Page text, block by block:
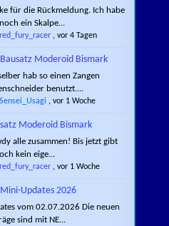
für die Rückmeldung. Ich habe
ein Skalpe...
red_fury_racer, vor 4 Tagen
Bausatz Moderoid Bismark
hab so einen Zangen
benutzt....
Sensei_Usagi , vor 1 Woche
Moderoid Bismark
alle zusammen! Bis jetzt gibt
kein eige...
red_fury_racer, vor 1 Woche
Mini-Updates 2026
vom 02.07.2026 Die neuen
sind mit NE...